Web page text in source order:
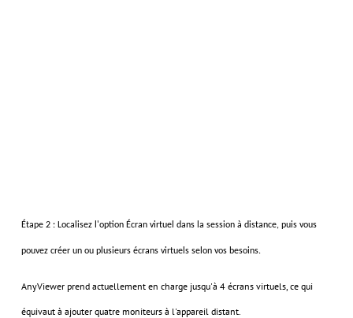
Étape 2 : Localisez l'option Écran virtuel dans la session à distance, puis vous
pouvez créer un ou plusieurs écrans virtuels selon vos besoins.
AnyViewer prend actuellement en charge jusqu'à 4 écrans virtuels, ce qui
équivaut à ajouter quatre moniteurs à l'appareil distant.